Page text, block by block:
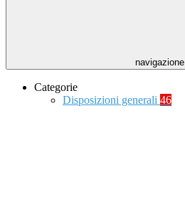
navigazione
Categorie
Disposizioni generali 46